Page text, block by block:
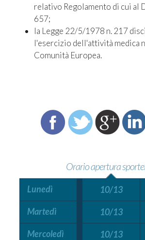
relativo Regolamento di cui al
657;
la Legge 22/5/1978 n. 217
l'esercizio dell'attività medica
Comunità Europea.
Orario apertura
Lunedì 10/13
Martedì 10/13
Mercoledì 10/13